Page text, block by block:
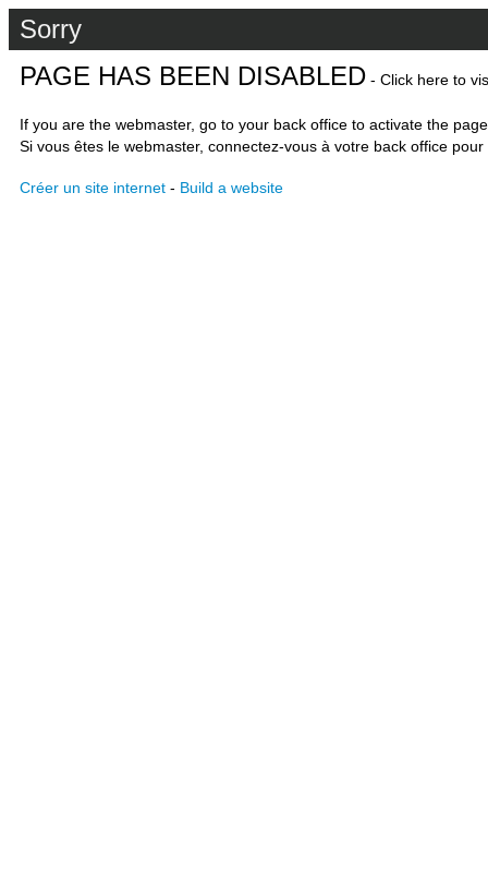
Sorry
PAGE HAS BEEN DISABLED - Click here to
If you are the webmaster, go to your back office to activate the
Si vous êtes le webmaster, connectez-vous à votre back office
Créer un site internet - Build a website